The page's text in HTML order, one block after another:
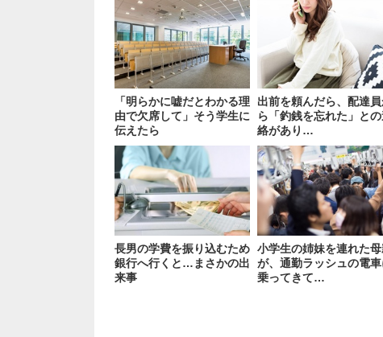
「明らかに嘘だとわかる理
由で欠席して」そう学生に
伝えたら
出前を頼んだら、配達
ら「釣銭を忘れた」と
絡があり…
長男の学費を振り込むため
銀行へ行くと…まさかの出
来事
小学生の姉妹を連れた
が、通勤ラッシュの電
乗ってきて…